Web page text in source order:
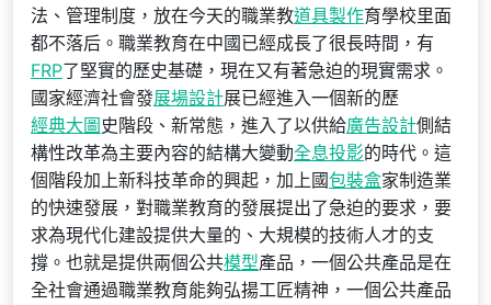
法、管理制度，放在今天的職業教道具製作育學校里面
都不落后。職業教育在中國已經成長了很長時間，有
FRP了堅實的歷史基礎，現在又有著急迫的現實需求。
國家經濟社會發展場設計展已經進入一個新的歷
經典大圖 史階段、新常態，進入了以供給廣告設計側結
構性改革為主要內容的結構大變動全息投影的時代。這
個階段加上新科技革命的興起，加上國包裝盒家制造業
的快速發展，對職業教育的發展提出了急迫的要求，要
求為現代化建設提供大量的、大規模的技術人才的支
撐。也就是提供兩個公共模型產品，一個公共產品是在
全社會通過職業教育能夠弘揚工匠精神，一個公共產品